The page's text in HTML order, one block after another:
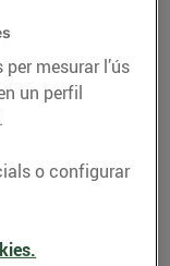
mesurar l’ús
un perfil
o configurar